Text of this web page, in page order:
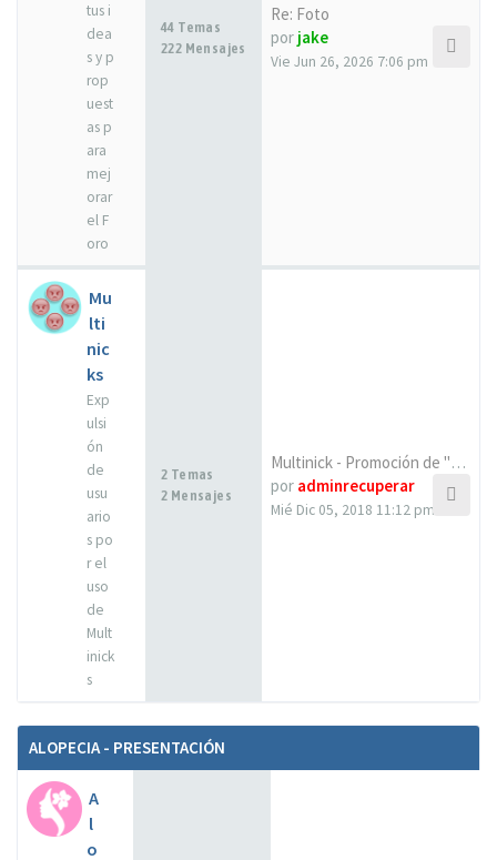
tus i
dea
s y p
rop
uest
as p
ara
mej
orar
el F
oro
44 Temas
222 Mensajes
Re: Foto
por jake
Vie Jun 26, 2026 7:06 pm
Mu
lti
nic
ks
Exp
ulsi
ón
de
usu
ario
s po
r el
uso
de
Mult
inick
s
2 Temas
2 Mensajes
Multinick - Promoción de "Cap…
por adminrecuperar
Mié Dic 05, 2018 11:12 pm
ALOPECIA - PRESENTACIÓN
A
l
o